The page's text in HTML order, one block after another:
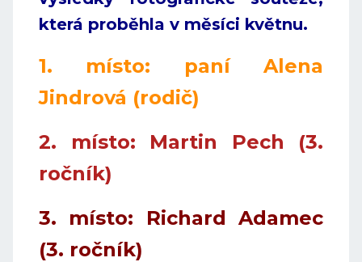
která proběhla v měsíci květnu.
1. místo: paní Alena
Jindrová (rodič)
2. místo: Martin Pech (3.
ročník)
3. místo: Richard Adamec
(3. ročník)